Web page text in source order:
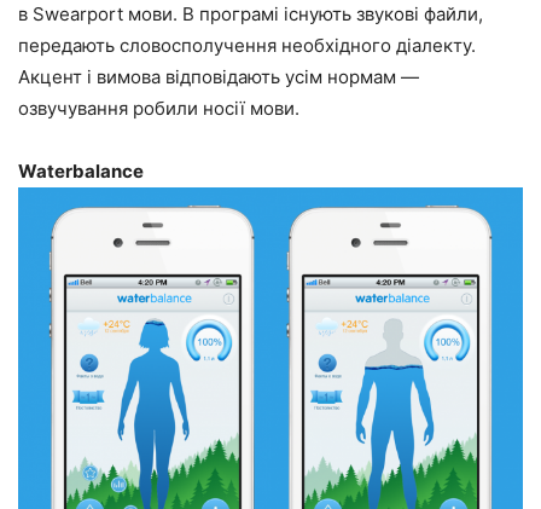
в Swearport мови. В програмі існують звукові файли,
передають словосполучення необхідного діалекту.
Акцент і вимова відповідають усім нормам —
озвучування робили носії мови.
Waterbalance